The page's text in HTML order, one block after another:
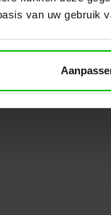
van uw gebruik